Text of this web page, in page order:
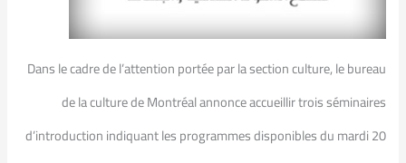
Dans le cadre de l’attention portée par la section culture, le bureau
de la culture de Montréal annonce accueillir trois séminaires
d’introduction indiquant les programmes disponibles du mardi 20